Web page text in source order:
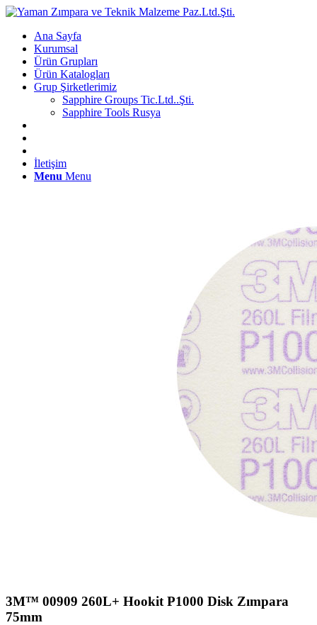
Ana Sayfa
Kurumsal
Ürün Grupları
Ürün Katalogları
Grup Şirketlerimiz
Sapphire Groups Tic.Ltd..Şti.
Sapphire Tools Rusya
İletişim
Menu Menu
3M™ 00909 260L+ Hookit P1000 Disk Zımpara
75mm